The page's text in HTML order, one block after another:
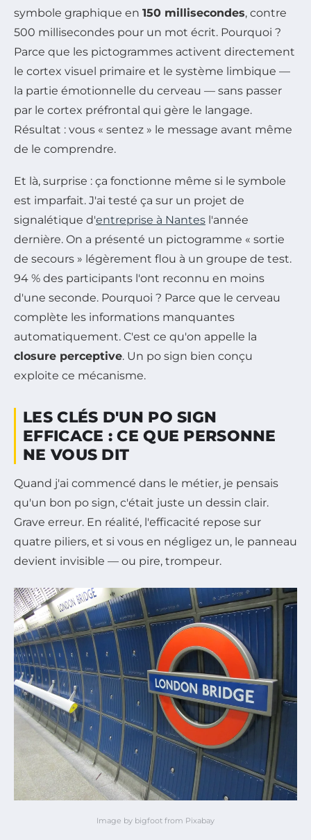
symbole graphique en 150 millisecondes, contre
500 millisecondes pour un mot écrit. Pourquoi ?
Parce que les pictogrammes activent directement
le cortex visuel primaire et le système limbique —
la partie émotionnelle du cerveau — sans passer
par le cortex préfrontal qui gère le langage.
Résultat : vous « sentez » le message avant même
de le comprendre.
Et là, surprise : ça fonctionne même si le symbole
est imparfait. J'ai testé ça sur un projet de
signalétique d'entreprise à Nantes l'année
dernière. On a présenté un pictogramme « sortie
de secours » légèrement flou à un groupe de test.
94 % des participants l'ont reconnu en moins
d'une seconde. Pourquoi ? Parce que le cerveau
complète les informations manquantes
automatiquement. C'est ce qu'on appelle la
closure perceptive. Un po sign bien conçu
exploite ce mécanisme.
LES CLÉS D'UN PO SIGN
EFFICACE : CE QUE PERSONNE
NE VOUS DIT
Quand j'ai commencé dans le métier, je pensais
qu'un bon po sign, c'était juste un dessin clair.
Grave erreur. En réalité, l'efficacité repose sur
quatre piliers, et si vous en négligez un, le panneau
devient invisible — ou pire, trompeur.
Image by bigfoot from Pixabay